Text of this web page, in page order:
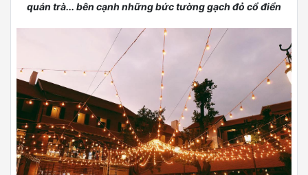
quán trà... bên cạnh những bức tường gạch đỏ cổ điển